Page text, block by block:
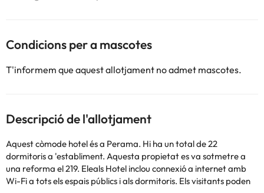
Condicions per a mascotes
T'informem que aquest allotjament no admet mascotes.
Descripció de l'allotjament
Aquest còmode hotel és a Perama. Hi ha un total de 22
dormitoris a 'establiment. Aquesta propietat es va sotmetre a
una reforma el 219. Eleals Hotel inclou connexió a internet amb
Wi-Fi a tots els espais públics i als dormitoris. Els visitants poden